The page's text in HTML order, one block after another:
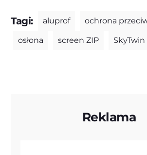
Tagi: aluprof ochrona
osłona screen ZIP SkyTwin
Reklama